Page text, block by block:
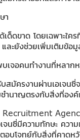
า
เด็ดขาด โดยเฉพาะ
ยังช่วยเพิ่มเติมข้อมู
เจอคนทำงานที่หลาก
สมัครงานผ่านเอเจ
ำนาญตรงกับสิ่งที่อง
Recruitment
นซี่มีความทักษะ ควา
อบโจทย์กับสิ่งที่คาดห